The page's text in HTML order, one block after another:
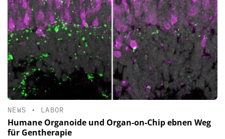
NEWS • LABOR
Humane Organoide und Organ-on-Chip ebnen Weg
für Gentherapie